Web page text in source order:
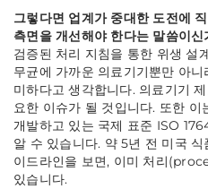
그렇다면 업계가 중대한 도전에
측면을 개선해야 한다는 말씀이신
검증된 처리 지침을 통한 위생 설
무균에 가까운 의료기기뿐만 아
미하다고 생각합니다. 의료기기
요한 이슈가 될 것입니다. 또한
개발하고 있는 국제 표준 ISO
알 수 있습니다. 약 5년 전 미국
이드라인을 보면, 이미 처리
있습니다.